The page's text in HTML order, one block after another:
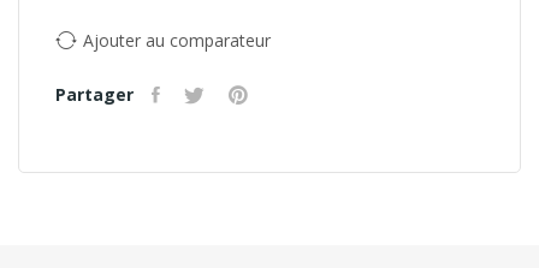
Ajouter au comparateur
Partager